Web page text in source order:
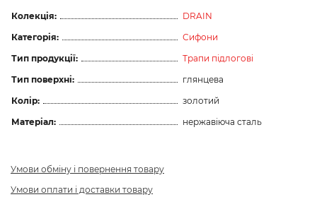
Колекція:
DRAIN
Категорія:
Сифони
Тип продукції:
Трапи підлогові
Тип поверхні:
глянцева
Колір:
золотий
Матеріал:
нержавіюча сталь
Умови обміну і повернення товару
Умови оплати і доставки товару